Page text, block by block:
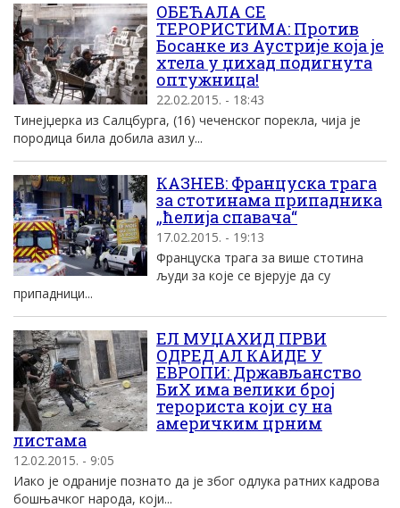
ОБЕЋАЛА СЕ
ТЕРОРИСТИМА: Против
Босанке из Аустрије која је
хтела у џихад подигнута
оптужница!
22.02.2015. - 18:43
Тинејџерка из Салцбурга, (16) чеченског порекла, чија је
породица била добила азил у...
КАЗНЕВ: Француска трага
за стотинама припадника
„ћелија спавача“
17.02.2015. - 19:13
Француска трага за више стотина
људи за које се вјерује да су
припадници...
ЕЛ МУЏАХИД ПРВИ
ОДРЕД АЛ КАИДЕ У
ЕВРОПИ: Држављанство
БиХ има велики број
терориста који су на
америчким црним
листама
12.02.2015. - 9:05
Иако је одраније познато да је због одлука ратних кадрова
бошњачког народа, који...